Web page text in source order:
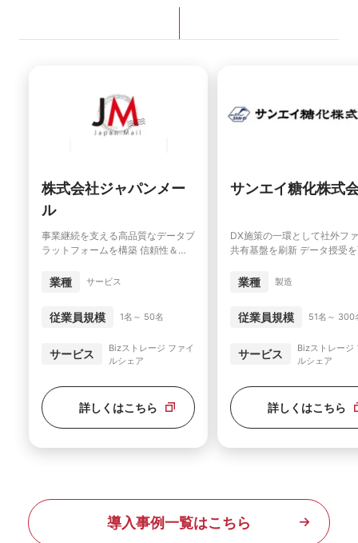
株式会社ジャパンメー
ル
事業継続を支える高品質なデータプ
ラットフォームを構築 信頼性＆高
遂げる
業種 サービス
従業員規模 1名～ 50名
サービス
Bizストレージ ファイ
ルシェア
詳しくはこちら
サンエイ糖化株式
DX施策の一環として社外フ
共有基盤を刷新 データ授受
業種 製造
従業員規模 51名～ 300
サービス
Bizストレージ
ルシェア
詳しくはこちら
導入事例一覧はこちら